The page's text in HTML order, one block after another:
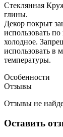
Стеклянная
глины.
Декор покрыт
использовать
холодное.
использовать в
температуры.
Особенности
Отзывы
Отзывы не
Оставить